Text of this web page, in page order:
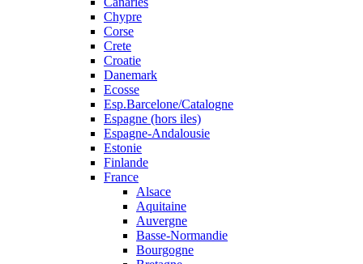
Chypre
Corse
Crete
Croatie
Danemark
Ecosse
Esp.Barcelone/Catalogne
Espagne (hors iles)
Espagne-Andalousie
Estonie
Finlande
France
Alsace
Aquitaine
Auvergne
Basse-Normandie
Bourgogne